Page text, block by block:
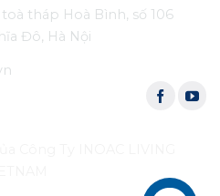
toà tháp Hoà Bình, số 106
Đô, Hà Nội